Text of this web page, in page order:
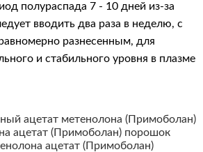
полураспада 7 - 10 дней из-за
вводить два раза в неделю, с
разнесенным, для
и стабильного уровня в плазме
ацетат метенолона (Примоболан)
ацетат (Примоболан) порошок
ацетат (Примоболан)